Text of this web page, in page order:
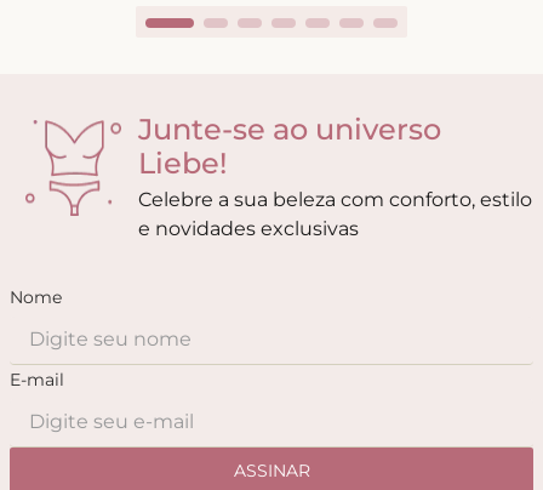
Junte-se ao universo
Liebe!
Celebre a sua beleza com conforto, estilo
e novidades exclusivas
Nome
E-mail
ASSINAR